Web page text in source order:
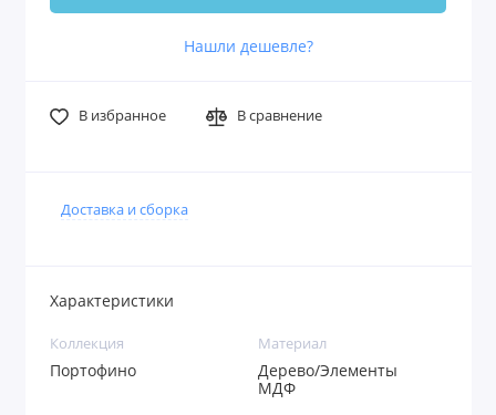
Нашли дешевле?
В избранное В сравнение
Доставка и сборка
Характеристики
Коллекция
Портофино
Материал
Дерево/Элементы
МДФ